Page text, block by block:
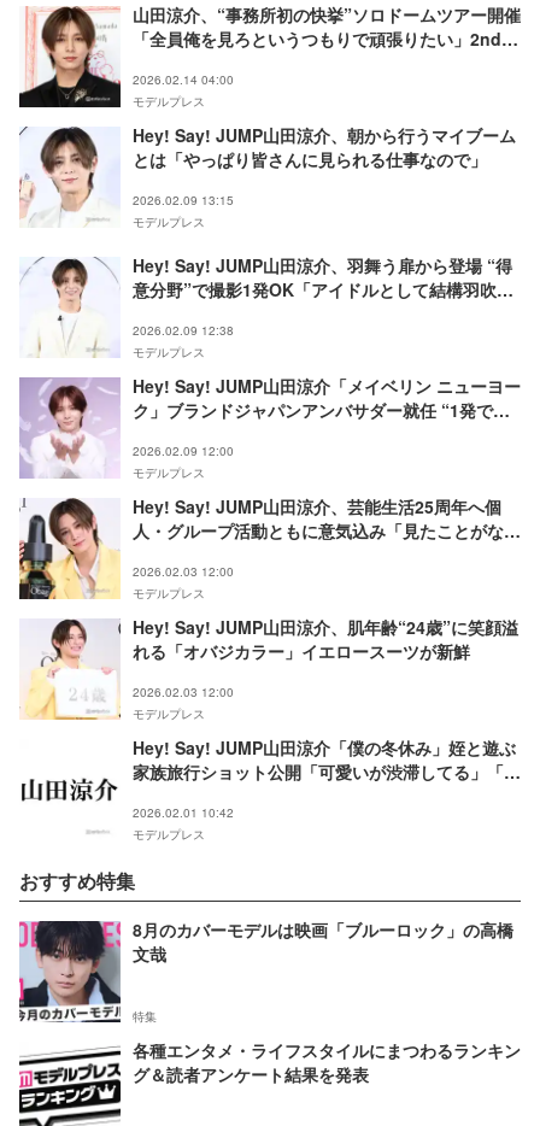
山田涼介、“事務所初の快挙”ソロドームツアー開催
「全員俺を見ろというつもりで頑張りたい」2ndア
2026.02.14 04:00
モデルプレス
Hey! Say! JUMP山田涼介、朝から行うマイブーム
とは「やっぱり皆さんに見られる仕事なので」
2026.02.09 13:15
モデルプレス
Hey! Say! JUMP山田涼介、羽舞う扉から登場 “得
意分野”で撮影1発OK「アイドルとして結構羽吹か
2026.02.09 12:38
モデルプレス
Hey! Say! JUMP山田涼介「メイベリン ニューヨー
ク」ブランドジャパンアンバサダー就任 “1発で決
2026.02.09 12:00
モデルプレス
Hey! Say! JUMP山田涼介、芸能生活25周年へ個
人・グループ活動ともに意気込み「見たことがない
2026.02.03 12:00
モデルプレス
Hey! Say! JUMP山田涼介、肌年齢“24歳”に笑顔溢
れる「オバジカラー」イエロースーツが新鮮
2026.02.03 12:00
モデルプレス
Hey! Say! JUMP山田涼介「僕の冬休み」姪と遊ぶ
家族旅行ショット公開「可愛いが渋滞してる」「メ
2026.02.01 10:42
モデルプレス
おすすめ特集
8月のカバーモデルは映画「ブルーロック」の高橋
文哉
特集
各種エンタメ・ライフスタイルにまつわるランキン
グ＆読者アンケート結果を発表